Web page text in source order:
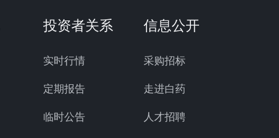
投资者关系
实时行情
定期报告
临时公告
信息公开
采购招标
走进白药
人才招聘